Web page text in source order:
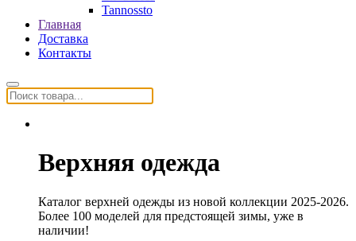
Tannossto
Главная
Доставка
Контакты
Верхняя одежда
Каталог верхней одежды из новой коллекции 2025-2026.
Более 100 моделей для предстоящей зимы, уже в
наличии!